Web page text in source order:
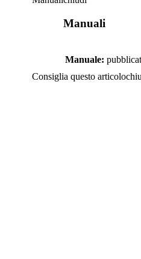
Manuali
Manuale:
Consiglia questo articolo